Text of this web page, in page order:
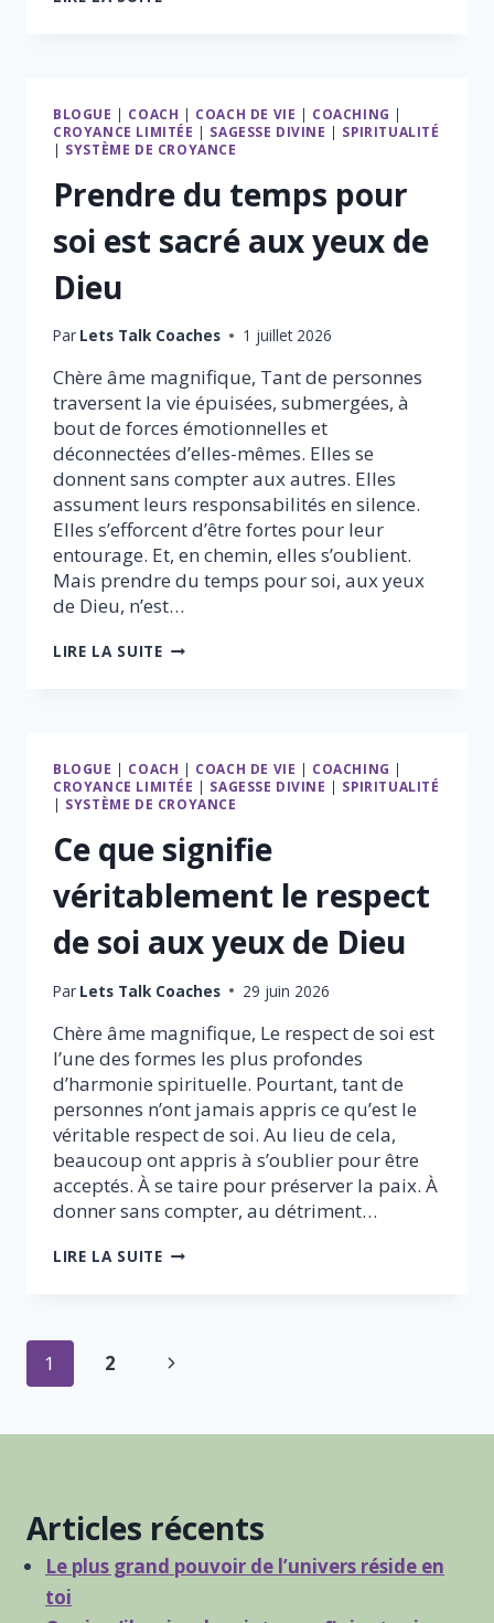
YEUX
DE
DIEU
BLOGUE | COACH | COACH DE VIE | COACHING |
CROYANCE LIMITÉE | SAGESSE DIVINE | SPIRITUALITÉ
| SYSTÈME DE CROYANCE
Prendre du temps pour
soi est sacré aux yeux de
Dieu
Par Lets Talk Coaches 1 juillet 2026
Chère âme magnifique, Tant de personnes
traversent la vie épuisées, submergées, à
bout de forces émotionnelles et
déconnectées d’elles-mêmes. Elles se
donnent sans compter aux autres. Elles
assument leurs responsabilités en silence.
Elles s’efforcent d’être fortes pour leur
entourage. Et, en chemin, elles s’oublient.
Mais prendre du temps pour soi, aux yeux
de Dieu, n’est…
LIRE LA SUITEPRENDRE
SACRÉ
AUX
YEUX
DE
DIEU
BLOGUE | COACH | COACH DE VIE | COACHING |
CROYANCE LIMITÉE | SAGESSE DIVINE | SPIRITUALITÉ
| SYSTÈME DE CROYANCE
Ce que signifie
véritablement le respect
de soi aux yeux de Dieu
Par Lets Talk Coaches 29 juin 2026
Chère âme magnifique, Le respect de soi est
l’une des formes les plus profondes
d’harmonie spirituelle. Pourtant, tant de
personnes n’ont jamais appris ce qu’est le
véritable respect de soi. Au lieu de cela,
beaucoup ont appris à s’oublier pour être
acceptés. À se taire pour préserver la paix. À
donner sans compter, au détriment…
LIRE LA SUITECE
RESPECT
YEUX
Navigation
1 2
Page
Articles récents
Le plus grand pouvoir de l’univers réside en
toi